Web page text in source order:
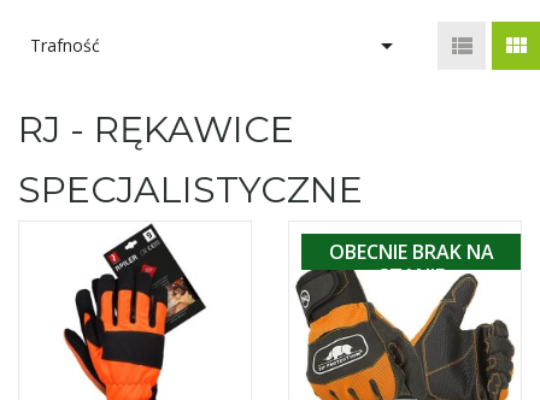
Trafność   
RJ - RĘKAWICE
SPECJALISTYCZNE
OBECNIE BRAK NA
STANIE